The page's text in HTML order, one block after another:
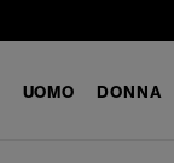
UOMO DONNA